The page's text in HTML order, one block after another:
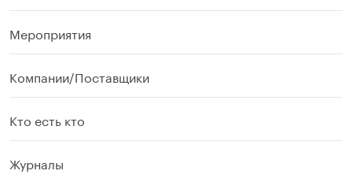
Мероприятия
Компании/Поставщики
Кто есть кто
Журналы